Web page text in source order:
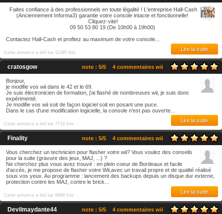
Faites confiance à des professionnels en toute légalité ! L'entreprise Hall-Cash
(Anciennement Informa3) garantie votre console intacte et fonctionnelle!
Cliquez-vite!
09 50 53 80 19 (De 10h00 à 19h00)
Contactez Hall-Cash et profitez au maximum de votre console...
Cette annonce a été lue 11395 fois
Lire la suite
cratosgow 4 commentaires wii
note : 5/5
Bonjour,
je modifie vos wii dans le 42 et le 69.
Je suis électronicien de formation, j'ai flashé de nombreuses wii, je suis donc
expérimenté.
Je modifie vos wii soit de façon logiciel soit en posant une puce.
Dans le cas d'une modification logicielle, la console n'est pas ouverte...
Cette annonce a été lue 7716 fois
Lire la suite
Finality 4 commentaires wii
note : 5/5
Vous cherchez un technicien pour flasher votre wii? Vous voulez des conseils
pour la suite (gravure des jeux, MAJ, ...) ?
Ne cherchez plus vous avez trouvé : en plein coeur de Bordeaux et facile
d'accès, je me propose de flasher votre Wii,avec un travail propre et de qualité réalisé
sous vos yeux. Au programme : lancement des backups depuis un disque dur externe,
protection contre les MAJ, contre le brick...
Cette annonce a été lue 8994 fois
Lire la suite
Devilmaydante44 4 commentaires wii
note : 5/5